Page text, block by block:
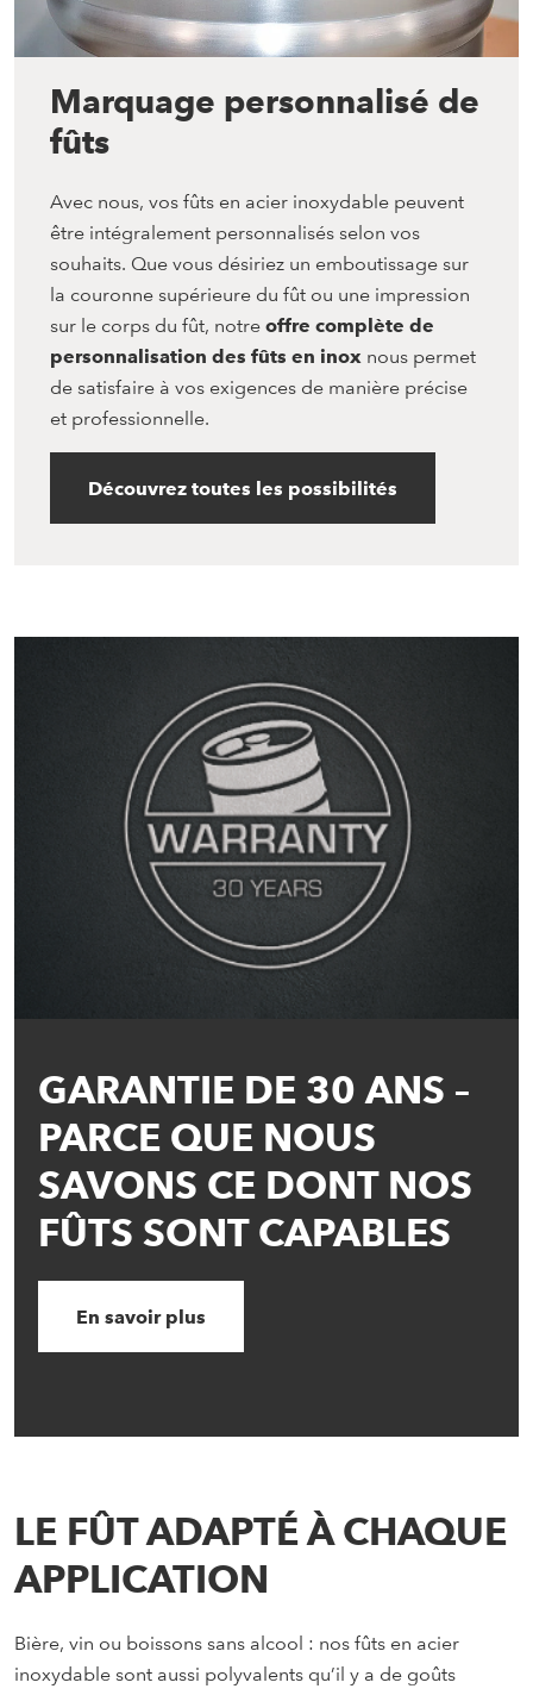
Marquage personnalisé de
fûts
Avec nous, vos fûts en acier inoxydable peuvent
être intégralement personnalisés selon vos
souhaits. Que vous désiriez un emboutissage sur
la couronne supérieure du fût ou une impression
sur le corps du fût, notre offre complète de
personnalisation des fûts en inox nous permet
de satisfaire à vos exigences de manière précise
et professionnelle.
Découvrez toutes les possibilités
GARANTIE DE 30 ANS –
PARCE QUE NOUS
SAVONS CE DONT NOS
FÛTS SONT CAPABLES
En savoir plus
LE FÛT ADAPTÉ À CHAQUE
APPLICATION
Bière, vin ou boissons sans alcool : nos fûts en acier
inoxydable sont aussi polyvalents qu’il y a de goûts